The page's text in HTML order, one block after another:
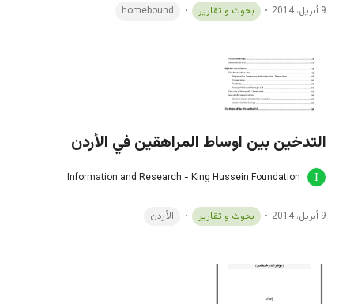
9 أبريل، 2014 بحوث و تقارير homebound
التدخين بين اوساط المراهقين في الأردن
Information and Research - King Hussein Foundation
9 أبريل، 2014 بحوث و تقارير الأردن